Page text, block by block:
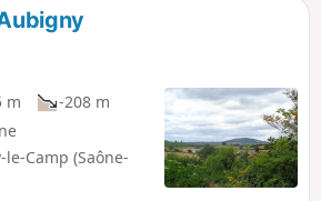
m
-208 m
Camp (Saône-